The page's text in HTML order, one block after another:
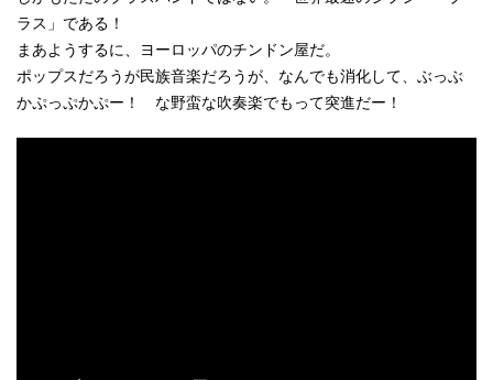
ラス」である！
まあようするに、ヨーロッパのチンドン屋だ。
ポップスだろうが民族音楽だろうが、なんでも消化して、ぶっぶ
かぷっぷかぷー！ な野蛮な吹奏楽でもって突進だー！